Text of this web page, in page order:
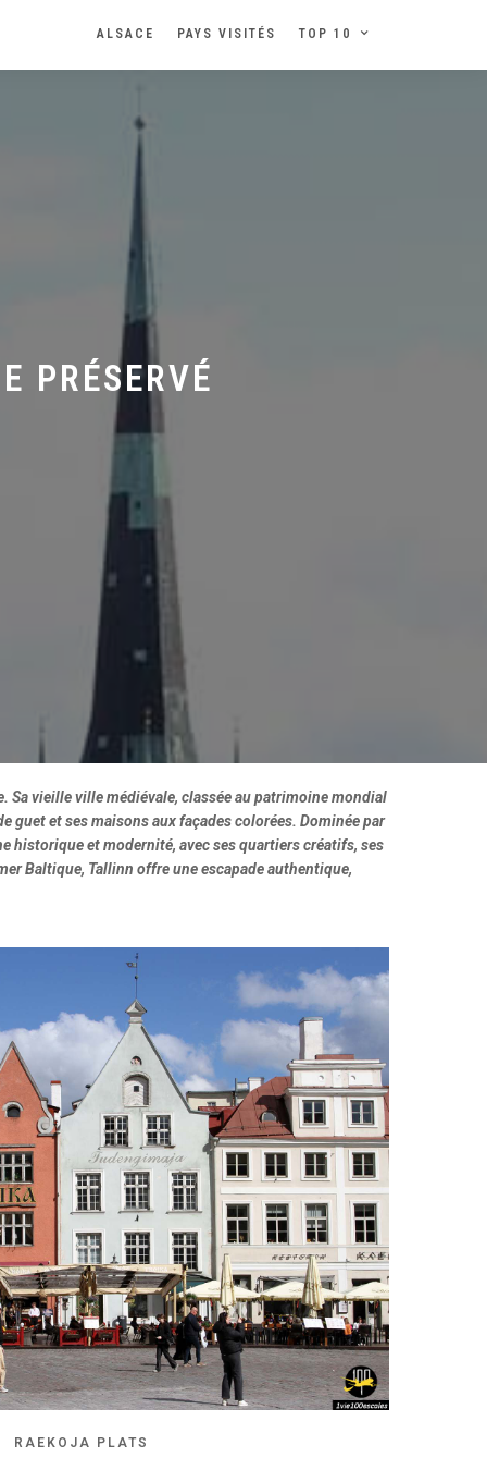
ALSACE PAYS VISITÉS TOP 10
PRÉSERVÉ
Sa vieille ville médiévale, classée au patrimoine mondial
guet et ses maisons aux façades colorées. Dominée par
historique et modernité, avec ses quartiers créatifs, ses
Baltique, Tallinn offre une escapade authentique,
RAEKOJA PLATS